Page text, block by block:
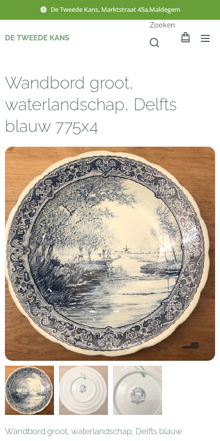
De Tweede Kans, Marktstraat 45a,Maldegem
DE TWEEDE KANS
Zoeken
Wandbord groot,
waterlandschap, Delfts
blauw 775x4
Wandbord groot, waterlandschap, Delfts blauw